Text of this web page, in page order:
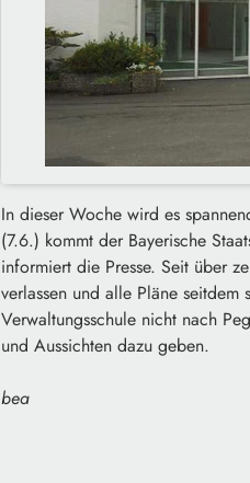
In dieser Woche wird es
(7.6.) kommt der Bayerische
informiert die Presse. Seit über
verlassen und alle Pläne
Verwaltungsschule nicht nach
und Aussichten dazu geben.
bea